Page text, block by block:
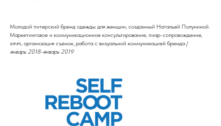
Молодой питерский бренд одежды для женщин, созданный Натальей Полуниной.
Маркетинговое и коммуникационное консультирование, пиар-сопровождение,
smm, организация съемок, работа с визуальной коммуникацией бренда /
январь 2018-январь 2019